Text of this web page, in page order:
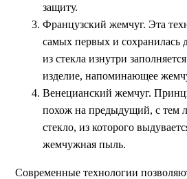
защиту.
Французский жемчуг. Эта
самых первых и
из стекла изнутри
изделие, напоминающее
Венецианский жемчуг.
похож на предыдущий, с тем
стекло, из которого
жемчужная пыль.
Современные технологии